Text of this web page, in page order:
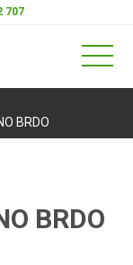
707
BRDO
BRDO